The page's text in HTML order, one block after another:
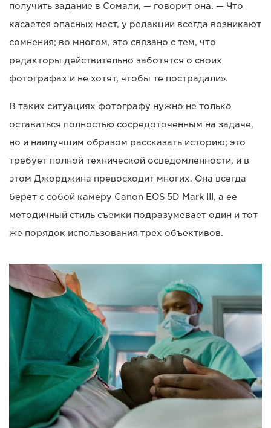
получить задание в Сомали, — говорит она. — Что
касается опасных мест, у редакции всегда возникают
сомнения; во многом, это связано с тем, что
редакторы действительно заботятся о своих
фотографах и не хотят, чтобы те пострадали».
В таких ситуациях фотографу нужно не только
оставаться полностью сосредоточенным на задаче,
но и наилучшим образом рассказать историю; это
требует полной технической осведомленности, и в
этом Джорджина превосходит многих. Она всегда
берет с собой камеру Canon EOS 5D Mark III, а ее
методичный стиль съемки подразумевает один и тот
же порядок использования трех объективов.